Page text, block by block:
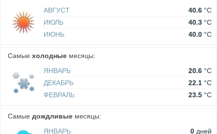
АВГУСТ
40.6 °C
ИЮЛЬ
40.3 °C
ИЮНЬ
40.0 °C
Самые холодные месяцы:
ЯНВАРЬ
20.6 °C
ДЕКАБРЬ
22.1 °C
ФЕВРАЛЬ
23.5 °C
Самые дождливые месяцы:
ЯНВАРЬ
0 дней